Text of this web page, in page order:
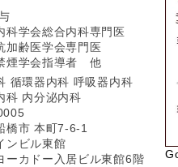
科学会総合内科専門医
加齢医学会専門医
煙学会指導者 他
循環器内科 呼吸器内科
科 内分泌内科
橋市 本町7-6-1
ンビル東館
ーカドー入居ビル東館6階